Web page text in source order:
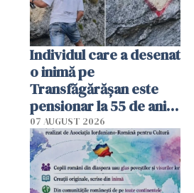
Individul care a desenat
o inimă pe
Transfăgărășan este
pensionar la 55 de ani.
Poliția l-a identificat
07 AUGUST 2026